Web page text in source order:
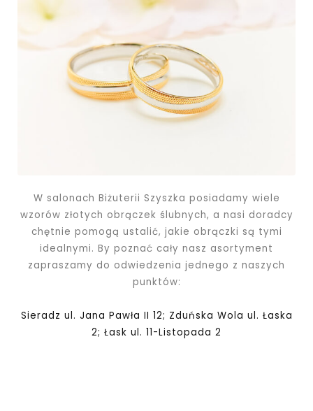
W salonach Biżuterii Szyszka posiadamy wiele
wzorów złotych obrączek ślubnych, a nasi doradcy
chętnie pomogą ustalić, jakie obrączki są tymi
idealnymi. By poznać cały nasz asortyment
zapraszamy do odwiedzenia jednego z naszych
punktów:
Sieradz ul. Jana Pawła II 12; Zduńska Wola ul. Łaska
2; Łask ul. 11-Listopada 2